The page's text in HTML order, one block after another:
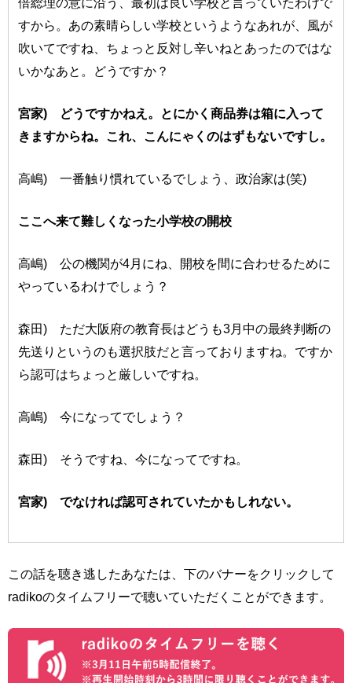
すから。あの素晴らしい学校というようなあれが、風が
吹いてですね、ちょっと反対し辛いねとあったのではな
いかなあと。どうですか？
宮家) どうですかねえ。とにかく商品券は箱に入って
きますからね。これ、こんにゃくのはずもないですし。
高嶋) 一番触り慣れているでしょう、政治家は(笑)
ここへ来て難しくなった小学校の開校
高嶋) 公の機関が4月にね、開校を間に合わせるために
やっているわけでしょう？
森田) ただ大阪府の教育長はどうも3月中の最終判断の
先送りというのも選択肢だと言っておりますね。ですか
ら認可はちょっと厳しいですね。
高嶋) 今になってでしょう？
森田) そうですね、今になってですね。
宮家) でなければ認可されていたかもしれない。
この話を聴き逃したあなたは、下のバナーをクリックして
radikoのタイムフリーで聴いていただくことができます。